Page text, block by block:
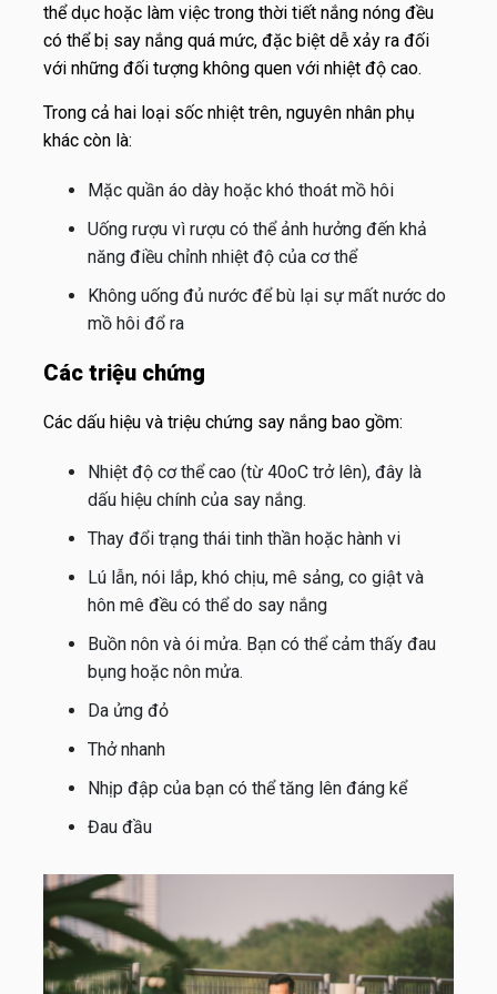
thể dục hoặc làm việc trong thời tiết nắng nóng đều
có thể bị say nắng quá mức, đặc biệt dễ xảy ra đối
với những đối tượng không quen với nhiệt độ cao.
Trong cả hai loại sốc nhiệt trên, nguyên nhân phụ
khác còn là:
Mặc quần áo dày hoặc khó thoát mồ hôi
Uống rượu vì rượu có thể ảnh hưởng đến khả
năng điều chỉnh nhiệt độ của cơ thể
Không uống đủ nước để bù lại sự mất nước do
mồ hôi đổ ra
Các triệu chứng
Các dấu hiệu và triệu chứng say nắng bao gồm:
Nhiệt độ cơ thể cao (từ 40oC trở lên), đây là
dấu hiệu chính của say nắng.
Thay đổi trạng thái tinh thần hoặc hành vi
Lú lẫn, nói lắp, khó chịu, mê sảng, co giật và
hôn mê đều có thể do say nắng
Buồn nôn và ói mửa. Bạn có thể cảm thấy đau
bụng hoặc nôn mửa.
Da ửng đỏ
Thở nhanh
Nhịp đập của bạn có thể tăng lên đáng kể
Đau đầu